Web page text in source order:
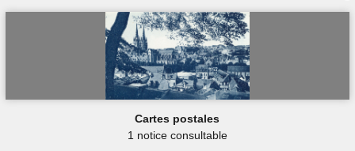
Cartes postales
1 notice consultable